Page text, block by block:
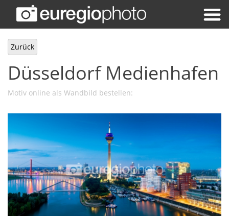
Zurück
Düsseldorf Medienhafen
Motiv online als Wandbild bestellen: